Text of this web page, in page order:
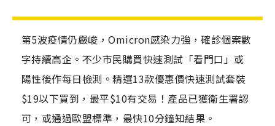
第5波疫情仍嚴峻，Omicron感染力強，確診個案數
字持續高企。不少市民購買快速測試「看門口」或
陽性後作每日檢測。精選13款優惠價快速測試套裝
$19以下買到，最平$10有交易！產品已獲衛生署認
可，或通過歐盟標準，最快10分鐘知結果。